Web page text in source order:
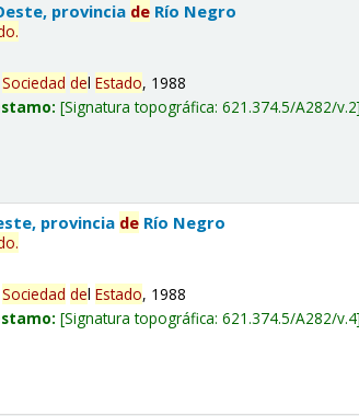
provincia de Río Negro
.
Sociedad delEstado, 1988
Signatura topográfica:621.374.5/A282/v.2
provincia de Río Negro
.
Sociedad delEstado, 1988
Signatura topográfica:621.374.5/A282/v.4